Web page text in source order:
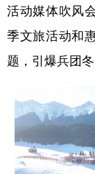
地方频道
北京
浙江
山东
广东
活动媒体吹风
季文旅活动和
题，引爆兵团